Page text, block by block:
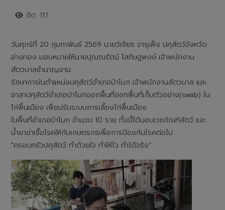
ฮิต: 117
วันศุกร์ที่ 20 กุมภาพันธ์ 2569 นายวิเชียร จารุเพ็ง ปศุสัตว์จังหวัด
อ่างทอง มอบหมายให้นายปุณณรัตน์ โสภิษฐพงษ์ เจ้าพนักงาน
สัตวบาลชำนาญงาน
รักษาการในตำแหน่งปศุสัตว์อำเภอป่าโมก เจ้าพนักงานสัตวบาล และ
อาสาปศุสัตว์อำเภอป่าโมกออกพื้นที่ออกพื้นที่เก็บตัวอย่าง(swab) ใน
ไก่พื้นเมือง เพื่อปรับระบบการเลี้ยงไก่พื้นเมือง
ในพื้นที่อำเภอป่าโมก จำนวน 10 ราย ทั้งนี้ได้มอบเวชภัณฑ์สัตว์ และ
น้ำยาฆ่าเชื้อโรคให้กับเกษตรกรเพื่อการป้องกันโรคต่อไป
"ครอบครัวปศุสัตว์ ทำด้วยใจ ทำให้ไว ทำได้จริง“